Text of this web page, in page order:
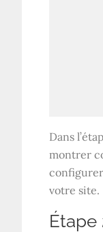
Dans
montrer
votre site.
Étape